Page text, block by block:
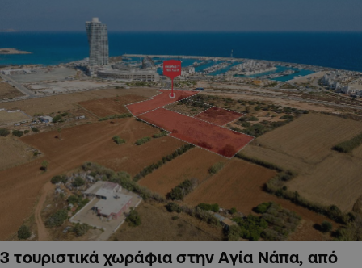
3 τουριστικά χωράφια στην Αγία Νάπα, από